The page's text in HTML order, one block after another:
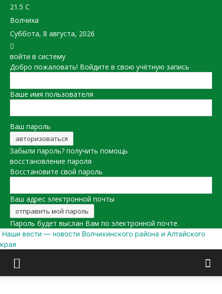
21.5 C
Волчиха
Суббота, 8 августа, 2026
войти в систему
Добро пожаловать! Войдите в свою учётную запись
Ваше имя пользователя
Ваш пароль
Забыли пароль? получить помощь
восстановление пароля
Восстановите свой пароль
Ваш адрес электронной почты
Пароль будет выслан Вам по электронной почте.
Наши вести — новости Волчихинского района и Алтайского
края